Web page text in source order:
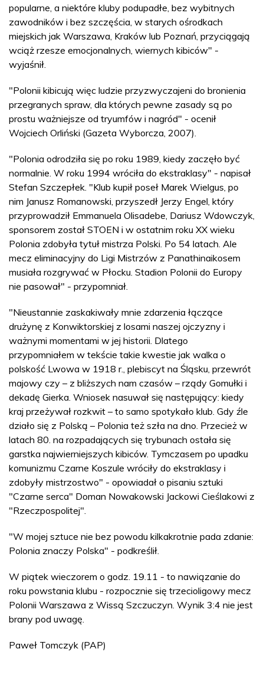
popularne, a niektóre kluby podupadłe, bez wybitnych
zawodników i bez szczęścia, w starych ośrodkach
miejskich jak Warszawa, Kraków lub Poznań, przyciągają
wciąż rzesze emocjonalnych, wiernych kibiców" -
wyjaśnił.
"Polonii kibicują więc ludzie przyzwyczajeni do bronienia
przegranych spraw, dla których pewne zasady są po
prostu ważniejsze od tryumfów i nagród" - ocenił
Wojciech Orliński (Gazeta Wyborcza, 2007).
"Polonia odrodziła się po roku 1989, kiedy zaczęło być
normalnie. W roku 1994 wróciła do ekstraklasy" - napisał
Stefan Szczepłek. "Klub kupił poseł Marek Wielgus, po
nim Janusz Romanowski, przyszedł Jerzy Engel, który
przyprowadził Emmanuela Olisadebe, Dariusz Wdowczyk,
sponsorem został STOEN i w ostatnim roku XX wieku
Polonia zdobyła tytuł mistrza Polski. Po 54 latach. Ale
mecz eliminacyjny do Ligi Mistrzów z Panathinaikosem
musiała rozgrywać w Płocku. Stadion Polonii do Europy
nie pasował" - przypomniał.
"Nieustannie zaskakiwały mnie zdarzenia łączące
drużynę z Konwiktorskiej z losami naszej ojczyzny i
ważnymi momentami w jej historii. Dlatego
przypomniałem w tekście takie kwestie jak walka o
polskość Lwowa w 1918 r., plebiscyt na Śląsku, przewrót
majowy czy – z bliższych nam czasów – rządy Gomułki i
dekadę Gierka. Wniosek nasuwał się następujący: kiedy
kraj przeżywał rozkwit – to samo spotykało klub. Gdy źle
działo się z Polską – Polonia też szła na dno. Przecież w
latach 80. na rozpadających się trybunach ostała się
garstka najwierniejszych kibiców. Tymczasem po upadku
komunizmu Czarne Koszule wróciły do ekstraklasy i
zdobyły mistrzostwo" - opowiadał o pisaniu sztuki
"Czarne serca" Doman Nowakowski Jackowi Cieślakowi z
"Rzeczpospolitej".
"W mojej sztuce nie bez powodu kilkakrotnie pada zdanie:
Polonia znaczy Polska" - podkreślił.
W piątek wieczorem o godz. 19.11 - to nawiązanie do
roku powstania klubu - rozpocznie się trzecioligowy mecz
Polonii Warszawa z Wissą Szczuczyn. Wynik 3:4 nie jest
brany pod uwagę.
Paweł Tomczyk (PAP)